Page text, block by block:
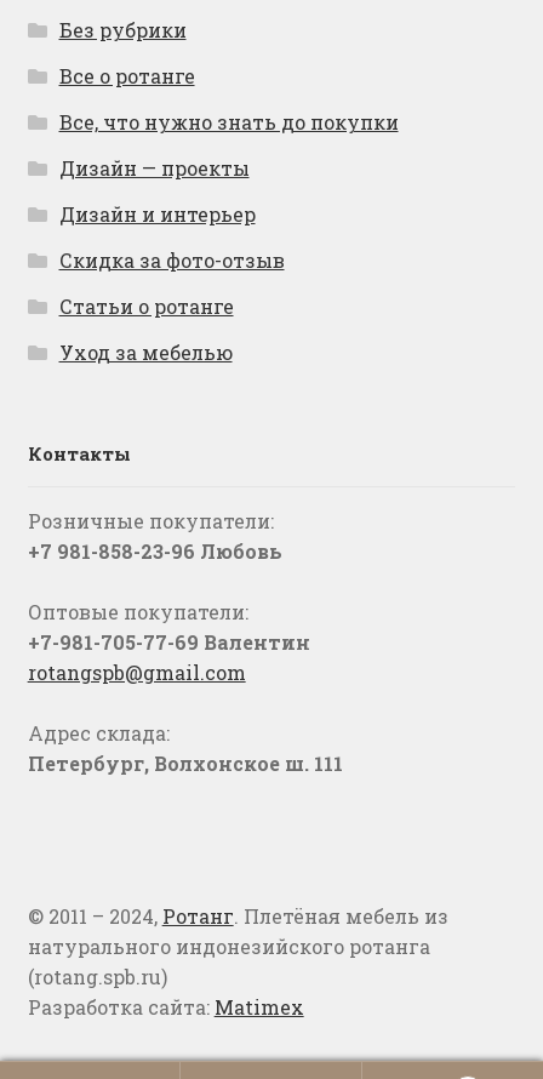
Без рубрики
Все о ротанге
Все, что нужно знать до покупки
Дизайн — проекты
Дизайн и интерьер
Скидка за фото-отзыв
Статьи о ротанге
Уход за мебелью
Контакты
Розничные покупатели:
+7 981-858-23-96 Любовь
Оптовые покупатели:
+7-981-705-77-69 Валентин
rotangspb@gmail.com
Адрес склада:
Петербург, Волхонское ш. 111
© 2011 – 2024, Ротанг. Плетёная мебель из
натурального индонезийского ротанга
(rotang.spb.ru)
Разработка сайта: Matimex